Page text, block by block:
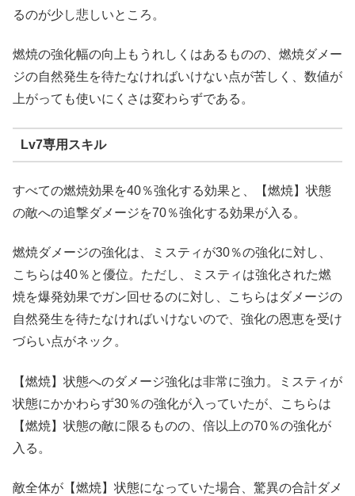
るのが少し悲しいところ。
燃焼の強化幅の向上もうれしくはあるものの、燃焼ダメー
ジの自然発生を待たなければいけない点が苦しく、数値が
上がっても使いにくさは変わらずである。
Lv7専用スキル
すべての燃焼効果を40％強化する効果と、【燃焼】状態
の敵への追撃ダメージを70％強化する効果が入る。
燃焼ダメージの強化は、ミスティが30％の強化に対し、
こちらは40％と優位。ただし、ミスティは強化された燃
焼を爆発効果でガン回せるのに対し、こちらはダメージの
自然発生を待たなければいけないので、強化の恩恵を受け
づらい点がネック。
【燃焼】状態へのダメージ強化は非常に強力。ミスティが
状態にかかわらず30％の強化が入っていたが、こちらは
【燃焼】状態の敵に限るものの、倍以上の70％の強化が
入る。
敵全体が【燃焼】状態になっていた場合、驚異の合計ダメ